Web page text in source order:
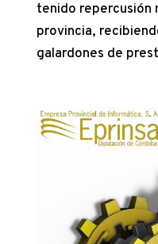
tenido repercusión
provincia,
galardones de